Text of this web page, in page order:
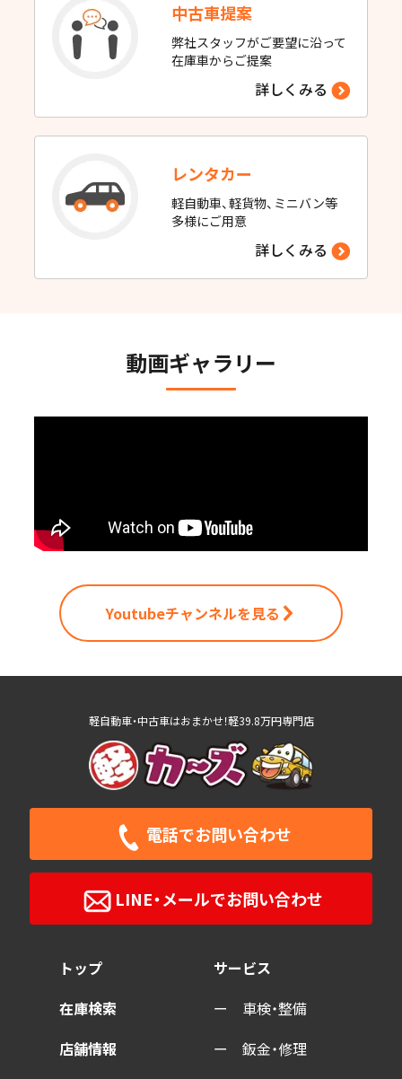
中古車提案
弊社スタッフがご要望に沿って
在庫車からご提案
詳しくみる
レンタカー
軽自動車、軽貨物、ミニバン等
多様にご用意
詳しくみる
動画ギャラリー
Youtubeチャンネルを見る
軽自動車・中古車はおまかせ！軽39.8万円専門店
電話でお問い合わせ
LINE・メールでお問い合わせ
トップ
在庫検索
店舗情報
サービス
車検・整備
鈑金・修理